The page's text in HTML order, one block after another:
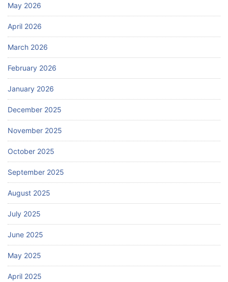
May 2026
April 2026
March 2026
February 2026
January 2026
December 2025
November 2025
October 2025
September 2025
August 2025
July 2025
June 2025
May 2025
April 2025